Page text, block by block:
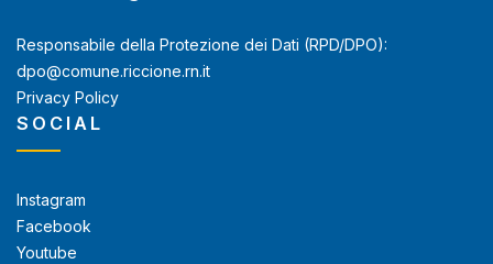
Responsabile della Protezione dei Dati (RPD/DPO):
dpo@comune.riccione.rn.it
Privacy Policy
SOCIAL
Instagram
Facebook
Youtube